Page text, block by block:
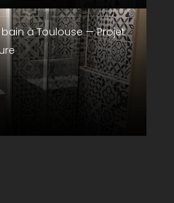
à Toulouse — Projet